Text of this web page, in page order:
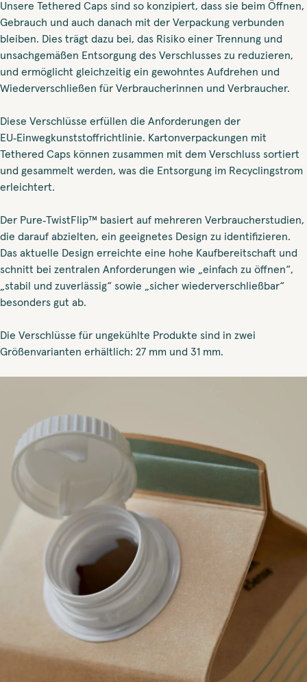
Unsere Tethered Caps sind so konzipiert, dass sie beim Öffnen,
Gebrauch und auch danach mit der Verpackung verbunden
bleiben. Dies trägt dazu bei, das Risiko einer Trennung und
unsachgemäßen Entsorgung des Verschlusses zu reduzieren,
und ermöglicht gleichzeitig ein gewohntes Aufdrehen und
Wiederverschließen für Verbraucherinnen und Verbraucher.
Diese Verschlüsse erfüllen die Anforderungen der
EU‑Einwegkunststoffrichtlinie. Kartonverpackungen mit
Tethered Caps können zusammen mit dem Verschluss sortiert
und gesammelt werden, was die Entsorgung im Recyclingstrom
erleichtert.
Der Pure‑TwistFlip™ basiert auf mehreren Verbraucherstudien,
die darauf abzielten, ein geeignetes Design zu identifizieren.
Das aktuelle Design erreichte eine hohe Kaufbereitschaft und
schnitt bei zentralen Anforderungen wie „einfach zu öffnen“,
„stabil und zuverlässig“ sowie „sicher wiederverschließbar“
besonders gut ab.
Die Verschlüsse für ungekühlte Produkte sind in zwei
Größenvarianten erhältlich: 27 mm und 31 mm.